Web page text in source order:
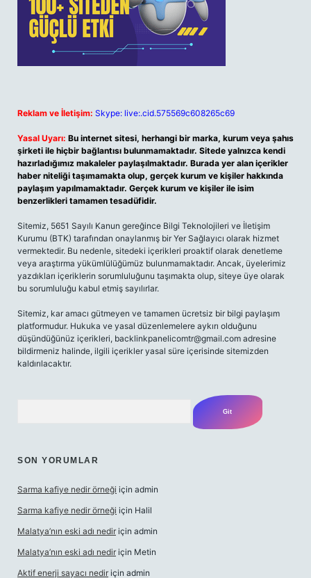
Reklam ve İletişim: Skype: live:.cid.575569c608265c69
Yasal Uyarı: Bu internet sitesi, herhangi bir marka, kurum veya şahıs
şirketi ile hiçbir bağlantısı bulunmamaktadır. Sitede yalnızca kendi
hazırladığımız makaleler paylaşılmaktadır. Burada yer alan içerikler
haber niteliği taşımamakta olup, gerçek kurum ve kişiler hakkında
paylaşım yapılmamaktadır. Gerçek kurum ve kişiler ile isim
benzerlikleri tamamen tesadüfidir.
Sitemiz, 5651 Sayılı Kanun gereğince Bilgi Teknolojileri ve İletişim
Kurumu (BTK) tarafından onaylanmış bir Yer Sağlayıcı olarak hizmet
vermektedir. Bu nedenle, sitedeki içerikleri proaktif olarak denetleme
veya araştırma yükümlülüğümüz bulunmamaktadır. Ancak, üyelerimiz
yazdıkları içeriklerin sorumluluğunu taşımakta olup, siteye üye olarak
bu sorumluluğu kabul etmiş sayılırlar.
Sitemiz, kar amacı gütmeyen ve tamamen ücretsiz bir bilgi paylaşım
platformudur. Hukuka ve yasal düzenlemelere aykırı olduğunu
düşündüğünüz içerikleri, backlinkpanelicomtr@gmail.com adresine
bildirmeniz halinde, ilgili içerikler yasal süre içerisinde sitemizden
kaldırılacaktır.
SON YORUMLAR
Sarma kafiye nedir örneği için admin
Sarma kafiye nedir örneği için Halil
Malatya’nın eski adı nedir için admin
Malatya’nın eski adı nedir için Metin
Aktif enerji sayacı nedir için admin